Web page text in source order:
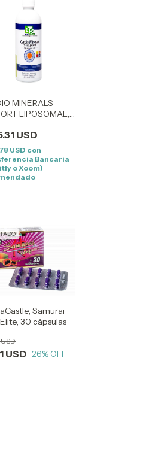
MINERALS
LIPOSOMAL,
USD
USD con
Bancaria
o Xoom)
Samurai
30 cápsulas
USD 26% OFF